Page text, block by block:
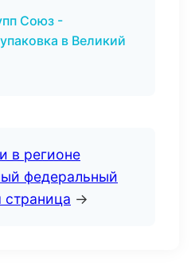
Союз -
в Великий
в регионе
федеральный
страница →